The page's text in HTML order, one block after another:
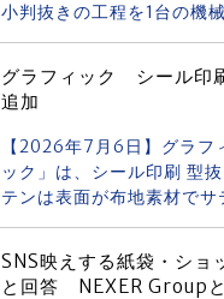
小判抜きの工程を1台の機
グラフィック シール印
追加
【2026年7月6日】グラフ
ック」は、シール印刷 型
テンは表面が布地素材で
SNS映えする紙袋・シ
と回答 NEXER Group